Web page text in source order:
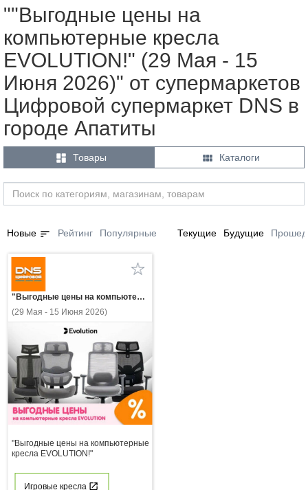
""Выгодные цены на
компьютерные кресла
EVOLUTION!" (29 Мая - 15
Июня 2026)" от супермаркетов
Цифровой супермаркет DNS в
городе Апатиты
 Товары  Каталоги
Новые sort Рейтинг Популярные Текущие Будущие
"Выгодные цены на компьютерные кресла EVOLUTION!"
(29 Мая - 15 Июня 2026)
"Выгодные цены на компьютерные
кресла EVOLUTION!"
Игровые кресла